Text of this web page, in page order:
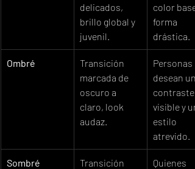
delicados,
brillo global y
juvenil.
color
forma
drástica.
Ombré
Transición
marcada de
oscuro a
claro, look
audaz.
Personas
desean un
contraste
visible y un
estilo
atrevido.
Sombré
Transición
Quienes